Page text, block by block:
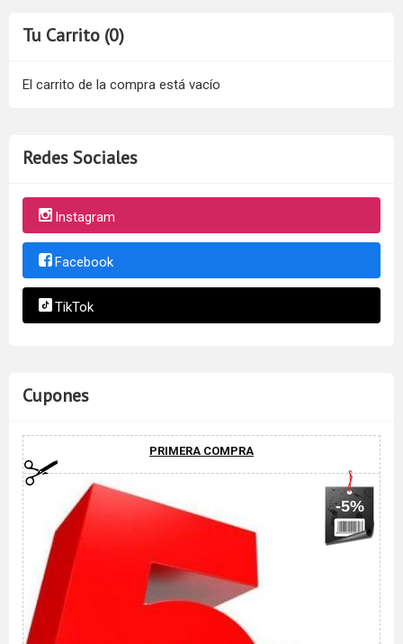
Tu Carrito (0)
El carrito de la compra está vacío
Redes Sociales
Instagram
Facebook
TikTok
Cupones
PRIMERA COMPRA
-5%